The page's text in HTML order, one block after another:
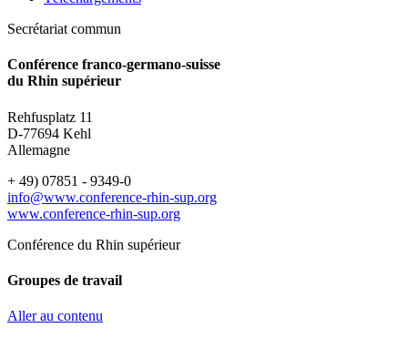
Secrétariat commun
Conférence franco-germano-suisse
du Rhin supérieur
Rehfusplatz 11
D-77694 Kehl
Allemagne
+ 49) 07851 - 9349-0
info@www.conference-rhin-sup.org
www.conference-rhin-sup.org
Conférence du Rhin supérieur
Groupes de travail
Aller au contenu